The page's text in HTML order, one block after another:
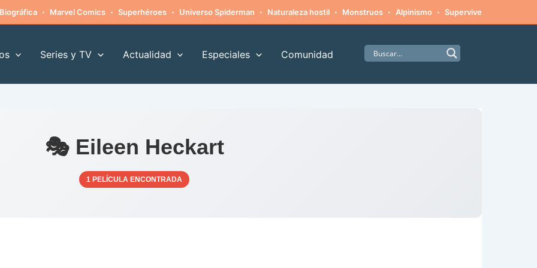
Biográfica · Marvel Comics · Superhéroes · Universo Spiderman · Naturaleza hostil · Monstruos · Alpinismo · Supervivencia
Series y TV Actualidad Especiales Comunidad
🎭 Eileen Heckart
1 PELÍCULA ENCONTRADA